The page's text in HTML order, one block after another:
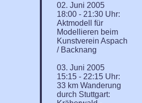
02. Juni 2005
18:00 - 21:30 Uhr:
Aktmodell für
Modellieren beim
Kunstverein Aspach
/ Backnang
03. Juni 2005
15:15 - 22:15 Uhr:
33 km Wanderung
durch Stuttgart: